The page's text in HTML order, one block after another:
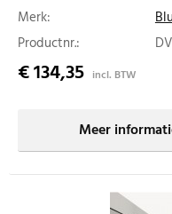
Merk:
Productnr.:
€ 134,35 incl. BTW
Meer